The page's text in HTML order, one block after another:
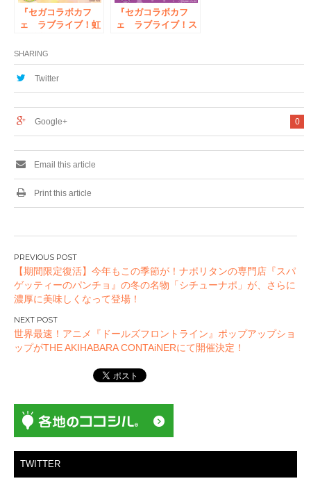
『セガコラボカフ
ェ ラブライブ！虹
イドル同好会』開催
のお知らせ
『セガコラボカフ
ェ ラブライブ！ス
SHARING
Twitter
0
Google+
Email this article
Print this article
投
稿
ナ
ビ
ゲ
ー
ン
【期間限定復活】今年もこの季節が！ナポリタンの専門店『スパ
ゲッティーのパンチョ』の冬の名物「シチューナポ」が、さらに
濃厚に美味しくなって登場！
世界最速！アニメ『ドールズフロントライン』ポップアップショ
ップがTHE AKIHABARA CONTAiNERにて開催決定！
TWITTER